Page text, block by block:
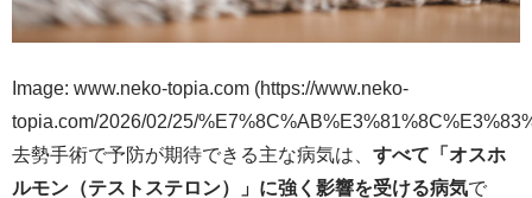
Image: www.neko-topia.com (https://www.neko-
topia.com/2026/02/25/
去勢手術で予防が期待できる主な病気は、 すべて「オスホ
ルモン（テストステロン）」に強く影響を受ける病気で